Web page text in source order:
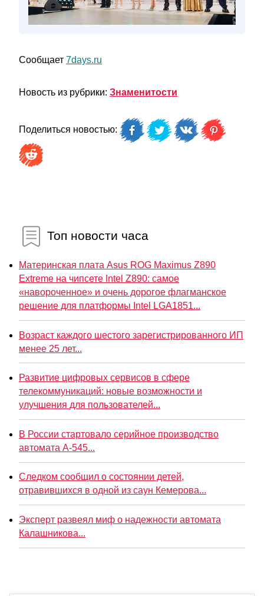
Сообщает 7days.ru
Новость из рубрики: Знаменитости
Поделиться новостью:
Топ новости часа
Материнская плата Asus ROG Maximus Z890
Extreme на чипсете Intel Z890: самое
«навороченное» и очень дорогое флагманское
решение для платформы Intel LGA1851...
Возраст каждого шестого зарегистрированного ИП
менее 25 лет...
Развитие цифровых сервисов в сфере
телекоммуникаций: новые возможности и
улучшения для пользователей...
В России стартовало серийное производство
автомата А-545...
Следком сообщил о состоянии детей,
отравившихся в одной из саун Кемерова...
Эксперт развеял миф о надежности автомата
Калашникова...